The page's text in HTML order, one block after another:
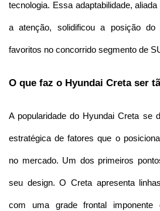
tecnologia. Essa adaptabilidade,
a atenção, solidificou a posição
favoritos no concorrido segmento de
O que faz o Hyundai Creta ser
A popularidade do Hyundai Creta se
estratégica de fatores que o
no mercado. Um dos primeiros
seu design. O Creta apresenta
com uma grade frontal